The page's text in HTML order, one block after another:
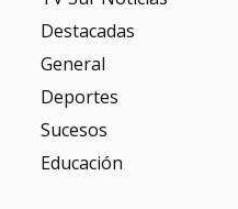
Destacadas
General
Deportes
Sucesos
Educación